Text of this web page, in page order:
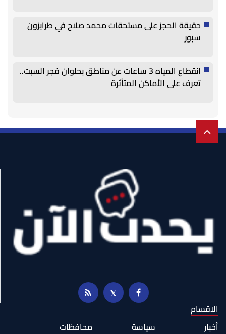
حقيقة الحجز على مستحقات محمد صلاح في طرابزون
سبور
انقطاع المياه 3 ساعات عن مناطق بحلوان فجر السبت..
تعرف على الأماكن المتأثرة
الاقسام
أخبار
سياسة محافظات